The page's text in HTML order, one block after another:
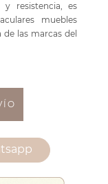
y resistencia, es
muebles
las marcas del